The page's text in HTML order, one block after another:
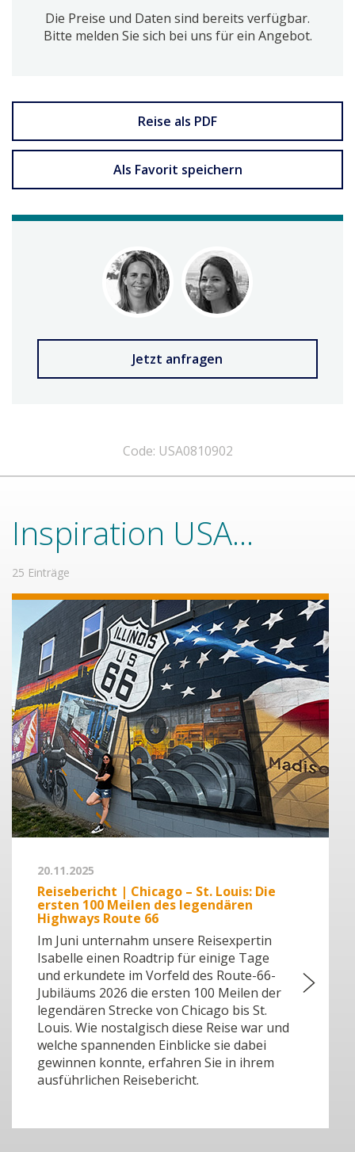
Die Preise und Daten sind bereits verfügbar.
Bitte melden Sie sich bei uns für ein Angebot.
Reise als PDF
Als Favorit speichern
Jetzt anfragen
Code: USA0810902
Inspiration USA...
25 Einträge
20.11.2025
Reisebericht | Chicago – St. Louis: Die
ersten 100 Meilen des legendären
Highways Route 66
Im Juni unternahm unsere Reisexpertin
Isabelle einen Roadtrip für einige Tage
und erkundete im Vorfeld des Route-66-
Jubiläums 2026 die ersten 100 Meilen der
legendären Strecke von Chicago bis St.
Louis. Wie nostalgisch diese Reise war und
welche spannenden Einblicke sie dabei
gewinnen konnte, erfahren Sie in ihrem
ausführlichen Reisebericht.